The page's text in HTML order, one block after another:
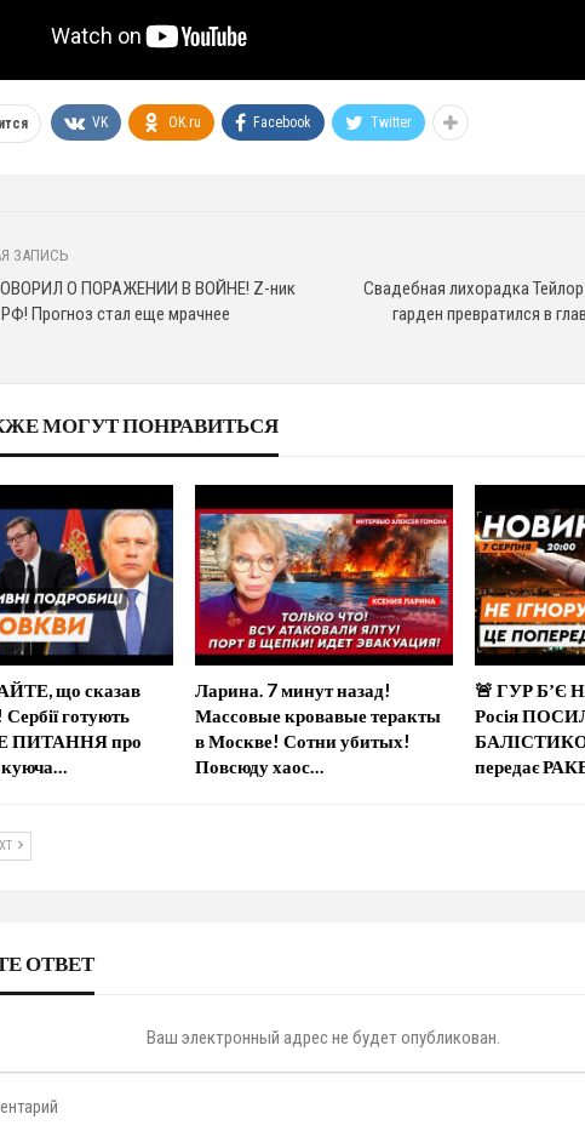
VK OK.ru Facebook Twitter
ЗАПИСЬ
О ПОРАЖЕНИИ В ВОЙНЕ! Z-ник
Прогноз стал еще мрачнее
Свадебная лихорадка
гарден превратился в
МОГУТ ПОНРАВИТЬСЯ
що сказав
готують
ПИТАННЯ про
Ларина. 7 минут назад!
Массовые кровавые теракты
в Москве! Сотни убитых!
Повсюду хаос…
🚨 ГУР БʼЄ
Росія
передає
ОТВЕТ
Ваш электронный адрес не будет опубликован.